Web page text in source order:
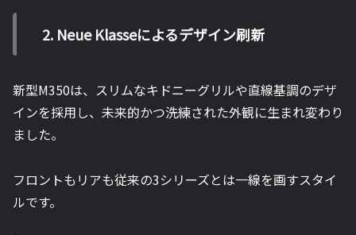
2. Neue Klasseによるデザイン刷新
新型M350は、スリムなキドニーグリルや直線基調のデザ
インを採用し、未来的かつ洗練された外観に生まれ変わり
ました。
フロントもリアも従来の3シリーズとは一線を画すスタイ
ルです。